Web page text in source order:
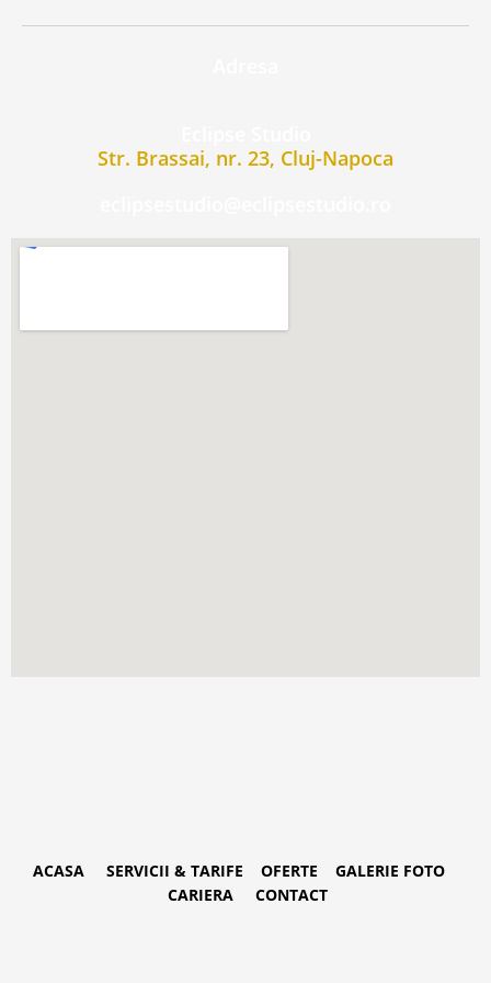
Str. Brassai, nr. 23, Cluj-Napoca
ACASA SERVICII & TARIFE OFERTE
GALERIE FOTO
CARIERA
CONTACT